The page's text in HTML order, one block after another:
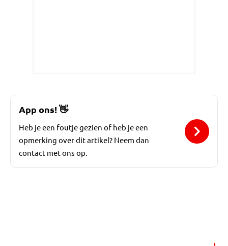
App ons!👋
Heb je een foutje gezien of heb je een
opmerking over dit artikel? Neem dan
contact met ons op.